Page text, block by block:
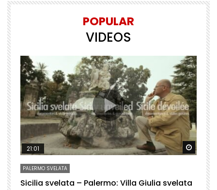
POPULAR
VIDEOS
Watch Later Watch
21:01
PALERMO SVELATA
Sicilia svelata – Palermo: Villa Giulia svelata